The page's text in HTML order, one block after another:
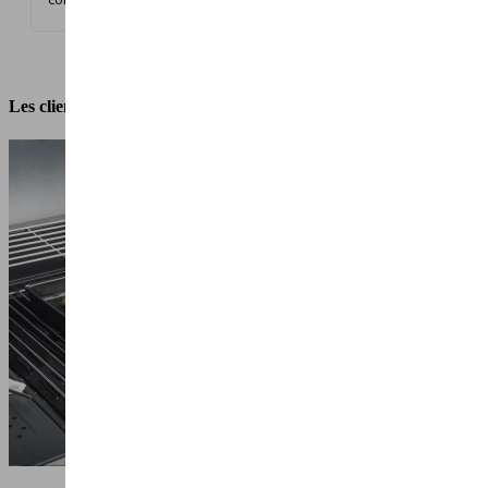
Les clients qui ont acheté ce produit ont également acheté...